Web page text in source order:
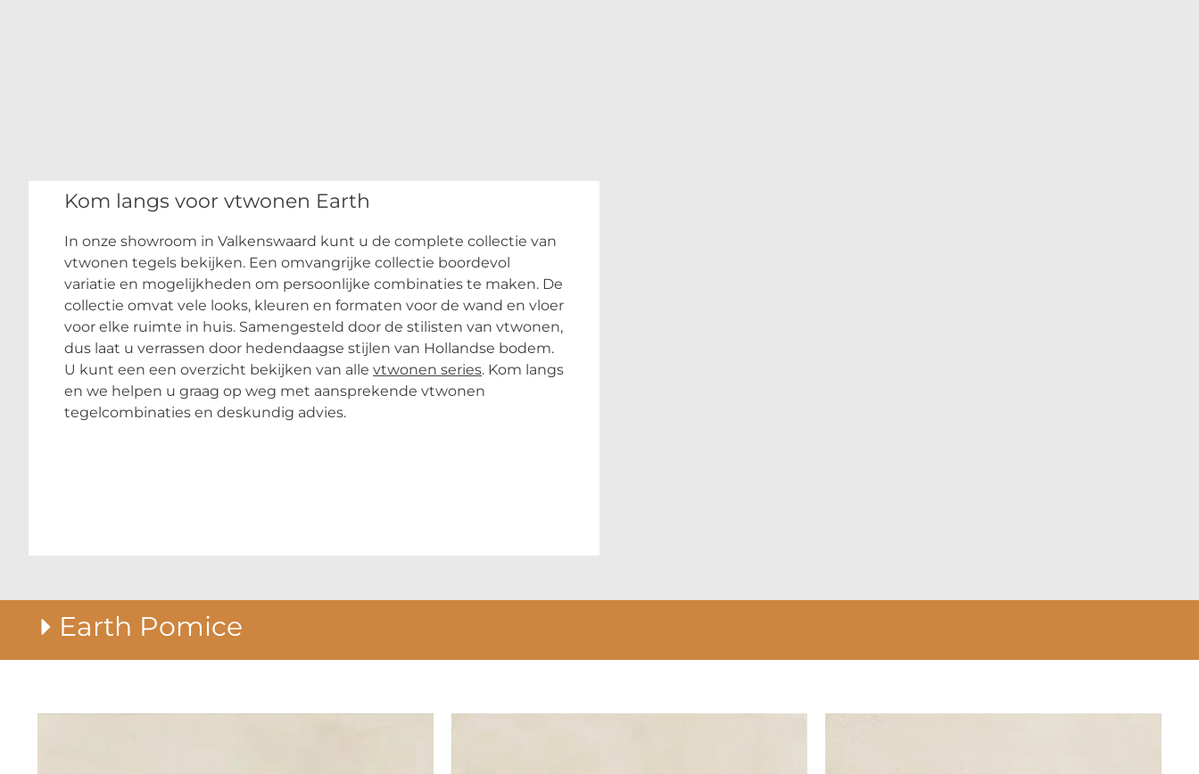
Kom langs voor vtwonen Earth
In onze showroom in Valkenswaard kunt u de complete collectie van
vtwonen tegels bekijken. Een omvangrijke collectie boordevol
variatie en mogelijkheden om persoonlijke combinaties te maken. De
collectie omvat vele looks, kleuren en formaten voor de wand en vloer
voor elke ruimte in huis. Samengesteld door de stilisten van vtwonen,
dus laat u verrassen door hedendaagse stijlen van Hollandse bodem.
U kunt een een overzicht bekijken van alle vtwonen series. Kom langs
en we helpen u graag op weg met aansprekende vtwonen
tegelcombinaties en deskundig advies.
Earth Pomice